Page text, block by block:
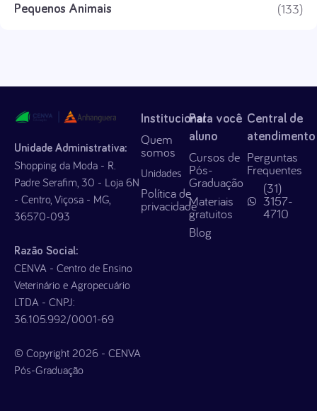
Pequenos Animais (133)
Unidade Administrativa:
Shopping da Moda - R.
Padre Serafim, 30 - Loja 6N
- Centro, Viçosa - MG,
36570-093
Razão Social:
CENVA - Centro de Ensino
Veterinário e Agropecuário
LTDA - CNPJ:
36.105.992/0001-69
© Copyright 2026 - CENVA
Pós-Graduação
Institucional
Quem
somos
Unidades
Política de
privacidade
Para você
aluno
Cursos de
Pós-
Graduação
Materiais
gratuitos
Blog
Central de
atendimento
Perguntas
Frequentes
(31)
3157-
4710